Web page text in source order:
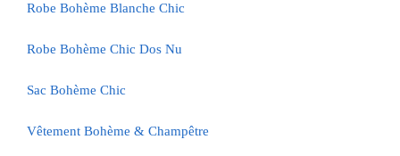
Robe Bohème Blanche Chic
Robe Bohème Chic Dos Nu
Sac Bohème Chic
Vêtement Bohème & Champêtre